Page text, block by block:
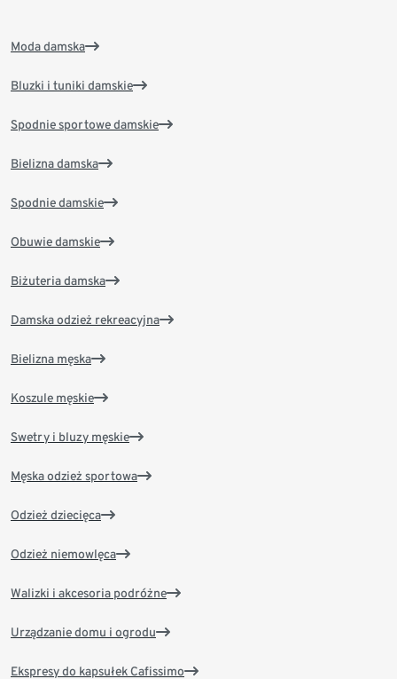
Moda damska
Bluzki i tuniki damskie
Spodnie sportowe damskie
Bielizna damska
Spodnie damskie
Obuwie damskie
Biżuteria damska
Damska odzież rekreacyjna
Bielizna męska
Koszule męskie
Swetry i bluzy męskie
Męska odzież sportowa
Odzież dziecięca
Odzież niemowlęca
Walizki i akcesoria podróżne
Urządzanie domu i ogrodu
Ekspresy do kapsułek Cafissimo